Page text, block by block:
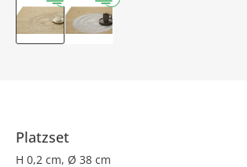
Platzset
H 0,2 cm, Ø 38 cm